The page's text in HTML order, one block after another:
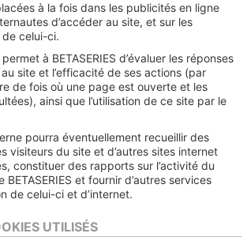
à la fois dans les publicités en ligne
d’accéder au site, et sur les
celui-ci.
à BETASERIES d’évaluer les réponses
site et l’efficacité de ses actions (par
de fois où une page est ouverte et les
ainsi que l’utilisation de ce site par le
pourra éventuellement recueillir des
visiteurs du site et d’autres sites internet
constituer des rapports sur l’activité du
BETASERIES et fournir d’autres services
de celui-ci et d’internet.
UTILISÉS